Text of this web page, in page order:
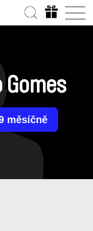
Gomes
měsíčně